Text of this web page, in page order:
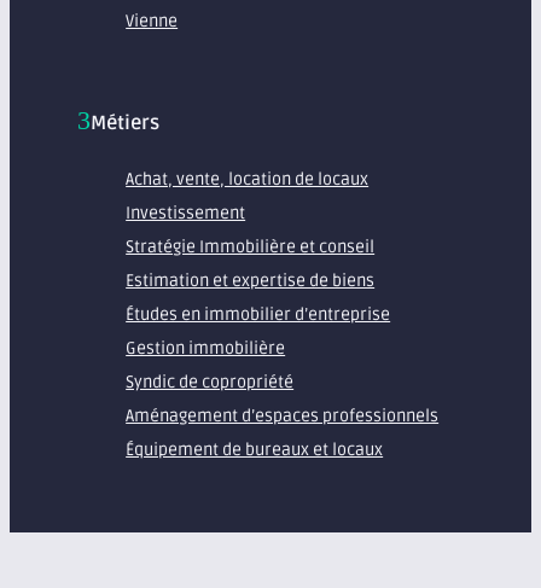
Vienne
Métiers
Achat, vente, location de locaux
Investissement
Stratégie Immobilière et conseil
Estimation et expertise de biens
Études en immobilier d’entreprise
Gestion immobilière
Syndic de copropriété
Aménagement d’espaces professionnels
Équipement de bureaux et locaux